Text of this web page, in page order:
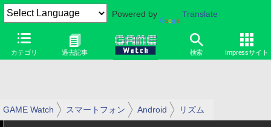
Powered by Translate
カテゴリ 過去記事 検索 Impressサイト
GAME Watch スマートフォン Android リズム